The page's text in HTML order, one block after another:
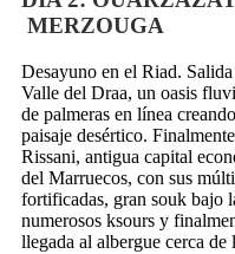
MERZOUGA
Desayuno en el Riad.
Valle del Draa, un oasis
de palmeras en línea
paisaje desértico.
Rissani, antigua capital
del Marruecos, con sus
fortificadas, gran souk bajo
numerosos ksours y
llegada al albergue cerca de